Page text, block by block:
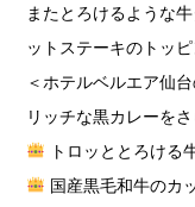
またとろけるような
ットステーキのトッ
＜ホテルベルエア仙
リッチな黒カレーを
トロッととろける
国産黒毛和牛のカ